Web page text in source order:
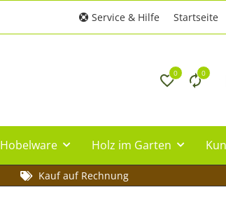
Service & Hilfe Startseite
0 0
Hobelware Holz im Garten
Kauf auf Rechnung